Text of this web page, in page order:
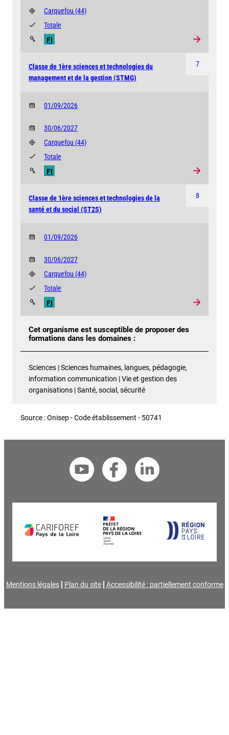
Carquefou (44)
FI
Totale
7
Classe de 1ère sciences et technologies du
management et de la gestion (STMG)
01/09/2026
30/06/2027
Carquefou (44)
FI
Totale
8
Classe de 1ère sciences et technologies de la
santé et du social (ST2S)
01/09/2026
30/06/2027
Carquefou (44)
FI
Totale
Cet organisme est susceptible de proposer des
formations dans les domaines :
Sciences | Sciences humaines, langues, pédagogie,
information communication | Vie et gestion des
organisations | Santé, social, sécurité
Source : Onisep - Code établissement - 50741
Mentions légales Plan du site Accessibilité : partiellement conforme